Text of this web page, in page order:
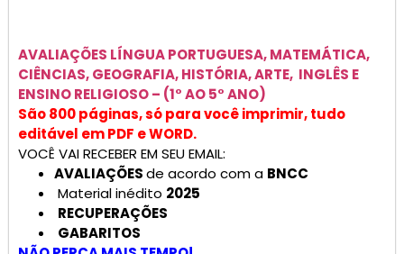
AVALIAÇÕES LÍNGUA PORTUGUESA, MATEMÁTICA,
CIÊNCIAS, GEOGRAFIA, HISTÓRIA, ARTE, INGLÊS E
ENSINO RELIGIOSO – (1° AO 5° ANO)
São 800 páginas, só para você imprimir, tudo
editável em PDF e WORD.
VOCÊ VAI RECEBER EM SEU EMAIL:
AVALIAÇÕESde acordo com a BNCC
Material inédito 2025
RECUPERAÇÕES
GABARITOS